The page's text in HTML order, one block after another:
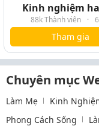
Kinh nghiệm
88k Thành viên ·
Tham gia
Chuyên mục
Làm Mẹ Kinh
Phong Cách Sống